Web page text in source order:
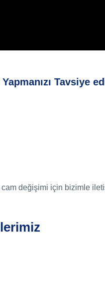
Tavsiye
değişimi için bizimle